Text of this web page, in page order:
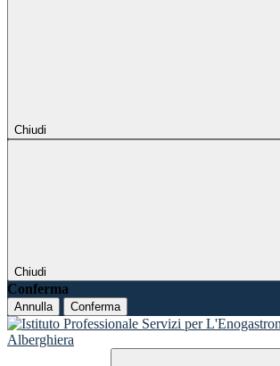
Chiudi
Chiudi
Conferma
Annulla Conferma